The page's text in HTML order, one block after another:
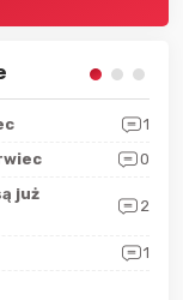
1
0
już
2
1